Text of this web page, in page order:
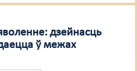
дзейнасць
ў межах